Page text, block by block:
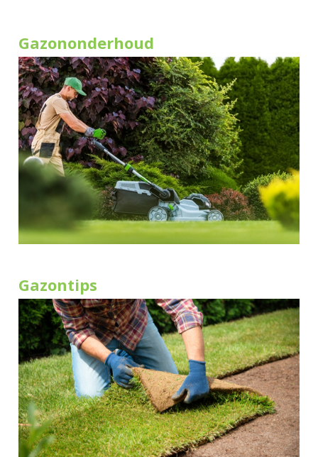
Gazononderhoud
Gazontips